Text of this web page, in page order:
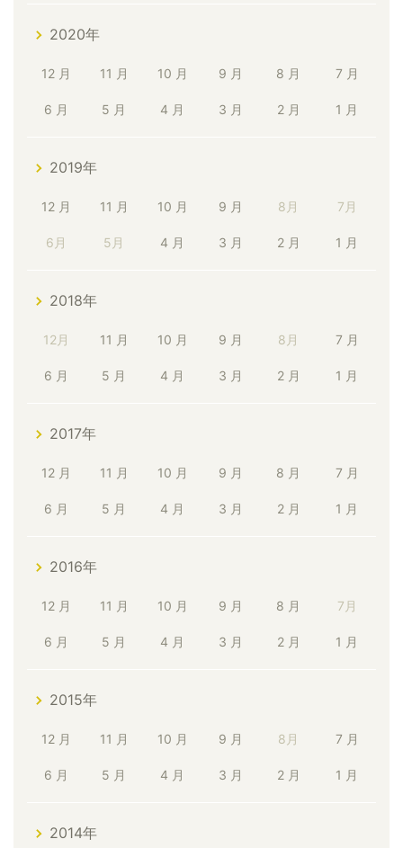
2020年
12 月 11 月 10 月 9 月 8 月 7 月
6 月 5 月 4 月 3 月 2 月 1 月
2019年
12 月 11 月 10 月 9 月 8月 7月
6月 5月 4 月 3 月 2 月 1 月
2018年
12月 11 月 10 月 9 月 8月 7 月
6 月 5 月 4 月 3 月 2 月 1 月
2017年
12 月 11 月 10 月 9 月 8 月 7 月
6 月 5 月 4 月 3 月 2 月 1 月
2016年
12 月 11 月 10 月 9 月 8 月 7月
6 月 5 月 4 月 3 月 2 月 1 月
2015年
12 月 11 月 10 月 9 月 8月 7 月
6 月 5 月 4 月 3 月 2 月 1 月
2014年